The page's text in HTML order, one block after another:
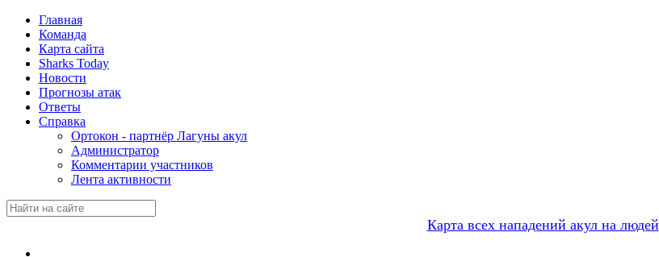
Главная
Команда
Карта сайта
Sharks Today
Новости
Прогнозы атак
Ответы
Справка
Ортокон - партнёр Лагуны акул
Администратор
Комментарии участников
Лента активности
Карта всех нападений акул на людей